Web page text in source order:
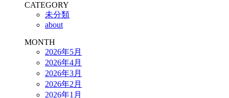
CATEGORY
未分類
about
MONTH
2026年5月
2026年4月
2026年3月
2026年2月
2026年1月